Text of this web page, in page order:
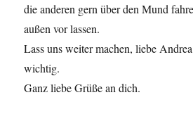
die anderen gern über den Mund
außen vor lassen.
Lass uns weiter machen, liebe
wichtig.
Ganz liebe Grüße an dich.